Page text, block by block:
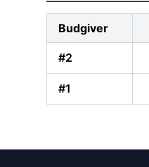
Budgiver
#2
#1